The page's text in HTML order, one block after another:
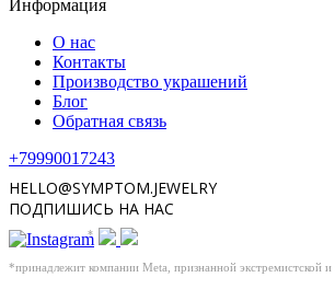
Информация
О нас
Контакты
Производство украшений
Блог
Обратная связь
+79990017243
HELLO@SYMPTOM.JEWELRY
ПОДПИШИСЬ НА НАС
*
*принадлежит компании Meta, признанной экстремистской